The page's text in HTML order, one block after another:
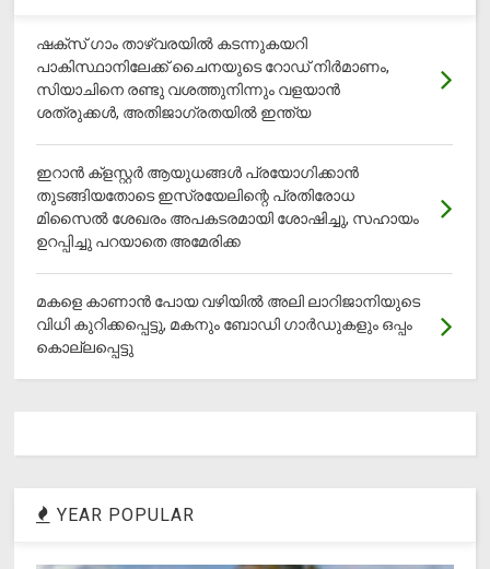
ഷക്സ് ​ഗാം താഴ്‌വരയിൽ കടന്നുകയറി
പാകിസ്ഥാനിലേക്ക് ചൈനയുടെ റോഡ് നിർമാണം,
സിയാചിനെ രണ്ടു വശത്തുനിന്നും വളയാൻ
ശത്രുക്കൾ, അതിജാ​ഗ്രതയിൽ ഇന്ത്യ
ഇറാന്‍ ക്‌ളസ്റ്റര്‍ ആയുധങ്ങള്‍ പ്രയോഗിക്കാന്‍
തുടങ്ങിയതോടെ ഇസ്രയേലിന്റെ പ്രതിരോധ
മിസൈല്‍ ശേഖരം അപകടരമായി ശോഷിച്ചു, സഹായം
ഉറപ്പിച്ചു പറയാതെ അമേരിക്ക
മകളെ കാണാന്‍ പോയ വഴിയില്‍ അലി ലാറിജാനിയുടെ
വിധി കുറിക്കപ്പെട്ടു, മകനും ബോഡി ഗാര്‍ഡുകളും ഒപ്പം
കൊല്ലപ്പെട്ടു
YEAR POPULAR